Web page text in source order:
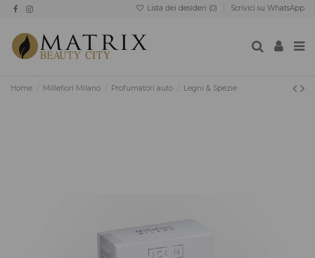
Lista dei desideri (0) Scrivici su WhatsApp
Home Millefiori Milano Profumatori auto Legni & Spezie